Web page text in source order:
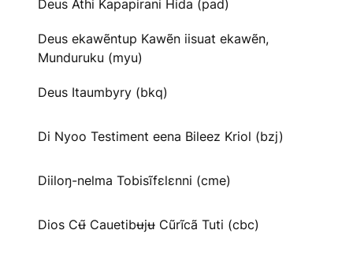
Deus Athi Kapapirani Hida (pad)
Deus ekawẽntup Kawẽn iisuat ekawẽn,
Munduruku (myu)
Deus Itaumbyry (bkq)
Di Nyoo Testiment eena Bileez Kriol (bzj)
Diiloŋ-nelma Tobisĩfɛlɛnni (cme)
Dios Cʉ̃ Cauetibʉjʉ Cũrĩcã Tuti (cbc)